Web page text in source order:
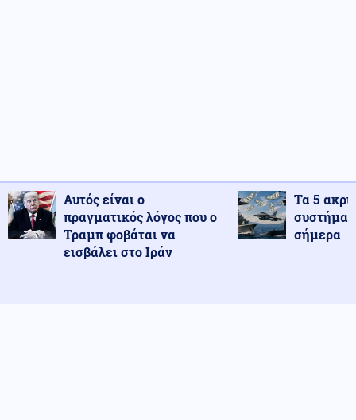
Αυτός είναι ο
πραγματικός λόγος που ο
Τραμπ φοβάται να
εισβάλει στο Ιράν
Τα 5
σήμερα